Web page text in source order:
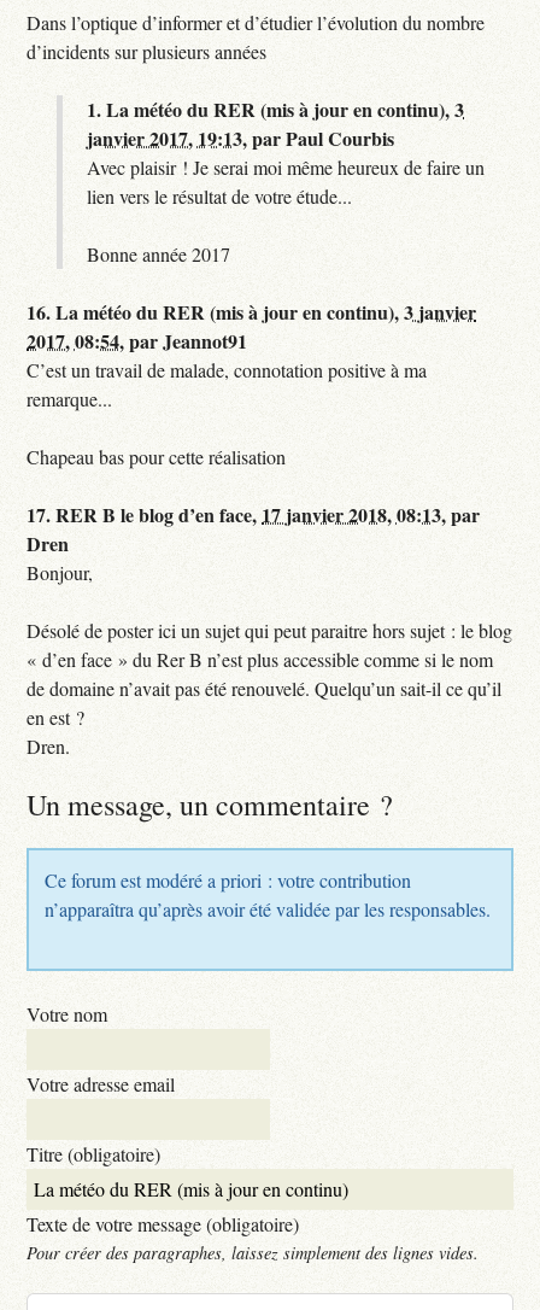
Dans l’optique d’informer et d’étudier l’évolution du nombre
d’incidents sur plusieurs années
1.La météo du RER (mis à jour en continu),3
janvier 2017, 19:13,parPaul Courbis
Avec plaisir ! Je serai moi même heureux de faire un
lien vers le résultat de votre étude...
Bonne année 2017
16.La météo du RER (mis à jour en continu),3 janvier
2017, 08:54,parJeannot91
C’est un travail de malade, connotation positive à ma
remarque...
Chapeau bas pour cette réalisation
17.RER B le blog d’en face, 17 janvier 2018, 08:13,par
Dren
Bonjour,
Désolé de poster ici un sujet qui peut paraitre hors sujet : le blog
« d’en face » du Rer B n’est plus accessible comme si le nom
de domaine n’avait pas été renouvelé. Quelqu’un sait-il ce qu’il
en est ?
Dren.
Un message, un commentaire ?
Ce forum est modéré a priori : votre contribution
n’apparaîtra qu’après avoir été validée par les responsables.
Votre nom
Votre adresse email
Titre (obligatoire)
Texte de votre message (obligatoire)
Pour créer des paragraphes, laissez simplement des lignes vides.